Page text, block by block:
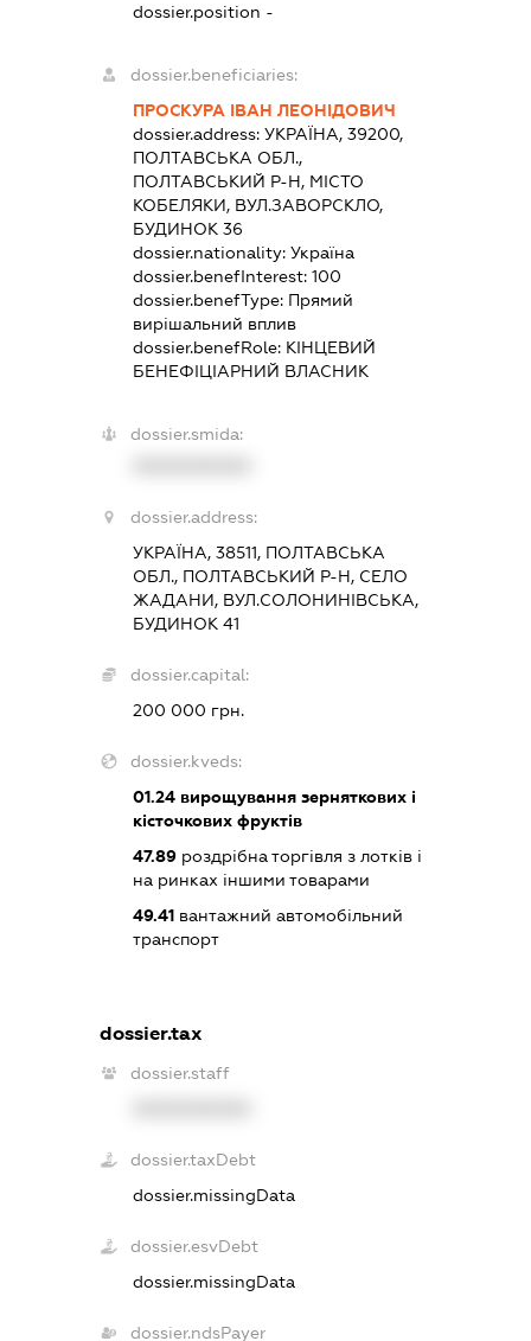
dossier.position -
dossier.beneficiaries:
ПРОСКУРА ІВАН ЛЕОНІДОВИЧ
dossier.address: УКРАЇНА, 39200,
ПОЛТАВСЬКА ОБЛ.,
ПОЛТАВСЬКИЙ Р-Н, МІСТО
КОБЕЛЯКИ, ВУЛ.ЗАВОРСКЛО,
БУДИНОК 36
dossier.nationality: Україна
dossier.benefInterest: 100
dossier.benefType: Прямий
вирішальний вплив
dossier.benefRole: КІНЦЕВИЙ
БЕНЕФІЦІАРНИЙ ВЛАСНИК
dossier.smida:
dossier.address:
УКРАЇНА, 38511, ПОЛТАВСЬКА
ОБЛ., ПОЛТАВСЬКИЙ Р-Н, СЕЛО
ЖАДАНИ, ВУЛ.СОЛОНИНІВСЬКА,
БУДИНОК 41
dossier.capital:
200 000 грн.
dossier.kveds:
01.24вирощування зерняткових і
кісточкових фруктів
47.89роздрібна торгівля з лотків і
на ринках іншими товарами
49.41вантажний автомобільний
транспорт
dossier.tax
dossier.staff
dossier.taxDebt
dossier.missingData
dossier.esvDebt
dossier.missingData
dossier.ndsPayer